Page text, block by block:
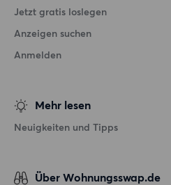
Jetzt gratis loslegen
Anzeigen suchen
Anmelden
Mehr lesen
Neuigkeiten und Tipps
Über Wohnungsswap.de